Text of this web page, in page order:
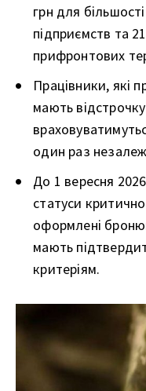
грн для
підприємств та
прифронтових
Працівники, які
мають
один раз
До 1 вересня
статуси
оформлені
мають
критеріям.